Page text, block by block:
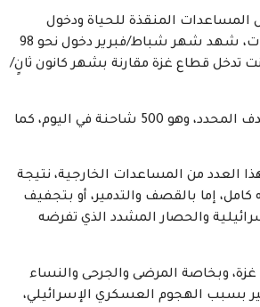
المساعدات المنقذة للحياة ودخول
الإمدادات التجارية، وضمان إدخالها وتوزيعها على نحو سريع وفعال ودون معيقات، شهد شهر شباط/فبرير دخول نحو 98
تدخل قطاع غزة مقارنة بشهر كانون ثانٍ/
يأتي ذلك رغم أنه في الأصل يبقى عدد الشاحنات التي تدخل غزة أقل بكثير من الهدف المحدد، وهو 500 شاحنة في اليوم، كما
العدد من المساعدات الخارجية، نتيجة
إما بالقصف والتدمير، أو بتجفيف
والحصار المشدد الذي تفرضه
وبخاصة المرضى والجرحى والنساء
بسبب الهجوم العسكري الإسرائيلي،